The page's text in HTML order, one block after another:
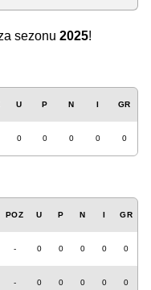
sezonu 2025!
U P N I GR
0 0 0 0 0
POZ U P N I GR
- 0 0 0 0 0
- 0 0 0 0 0